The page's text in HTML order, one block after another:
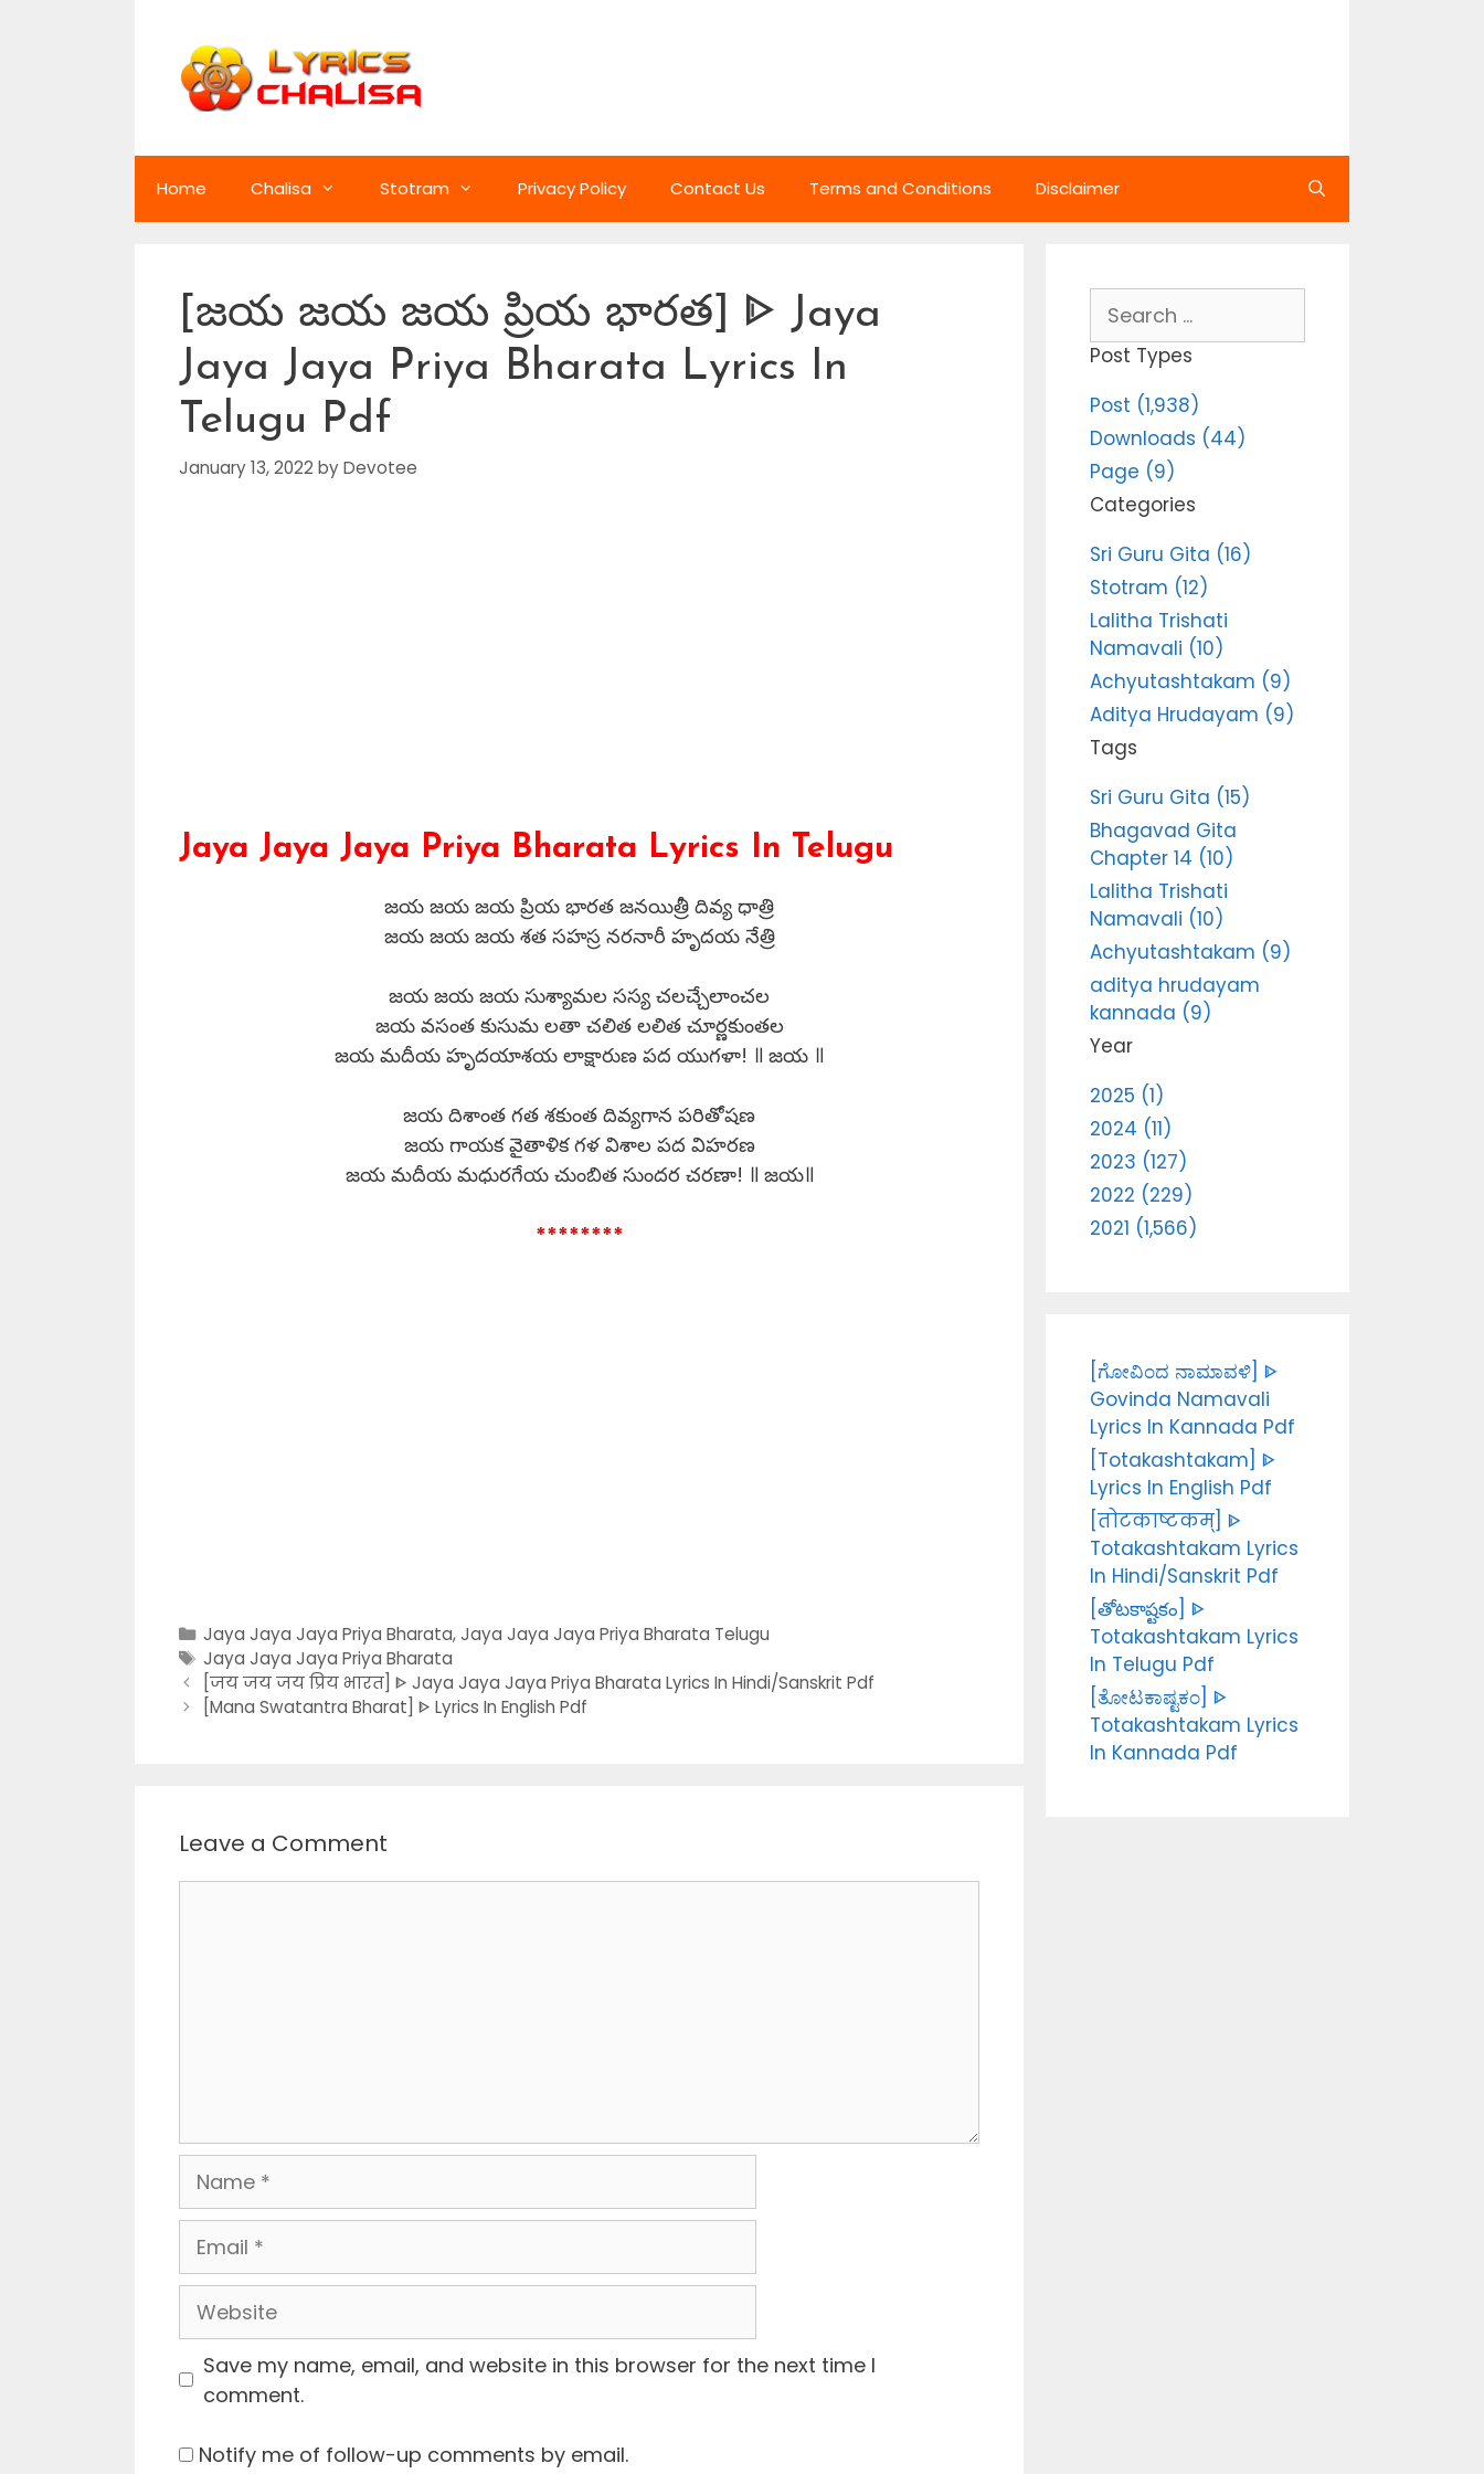
Home Chalisa Stotram Privacy Policy Contact Us Terms and Conditions Disclaimer
[జయ జయ జయ ప్రియ భారత] ᐈ Jaya
Jaya Jaya Priya Bharata Lyrics In
Telugu Pdf
January 13, 2022 byDevotee
Jaya Jaya Jaya Priya Bharata Lyrics In Telugu
జయ జయ జయ ప్రియ భారత జనయిత్రీ దివ్య ధాత్రి
జయ జయ జయ శత సహస్ర నరనారీ హృదయ నేత్రి
జయ జయ జయ సుశ్యామల సస్య చలచ్చేలాంచల
జయ వసంత కుసుమ లతా చలిత లలిత చూర్ణకుంతల
జయ మదీయ హృదయాశయ లాక్షారుణ పద యుగళా! ॥ జయ ॥
జయ దిశాంత గత శకుంత దివ్యగాన పరితోషణ
జయ గాయక వైతాళిక గళ విశాల పద విహరణ
జయ మదీయ మధురగేయ చుంబిత సుందర చరణా! ॥ జయ॥
********
Categories
Jaya Jaya Jaya Priya Bharata,Jaya Jaya Jaya Priya Bharata Telugu
Tags
Jaya Jaya Jaya Priya Bharata
[जय जय जय प्रिय भारत] ᐈ Jaya Jaya Jaya Priya Bharata Lyrics In Hindi/Sanskrit Pdf
[Mana Swatantra Bharat] ᐈ Lyrics In English Pdf
Leave a Comment
Name
Email
Website
Save my name, email, and website in this browser for the next time I
comment.
Notify me of follow-up comments by email.
for:
Post Types
Post (1,938)
Downloads (44)
Page (9)
Categories
Sri Guru Gita (16)
Stotram (12)
Lalitha Trishati
Namavali (10)
Achyutashtakam (9)
Aditya Hrudayam (9)
Tags
Sri Guru Gita (15)
Bhagavad Gita
Chapter 14 (10)
Lalitha Trishati
Namavali (10)
Achyutashtakam (9)
aditya hrudayam
kannada (9)
Year
2025 (1)
2024 (11)
2023 (127)
2022 (229)
2021 (1,566)
[ಗೋವಿಂದ ನಾಮಾವಳಿ] ᐈ
Govinda Namavali
Lyrics In Kannada Pdf
[Totakashtakam] ᐈ
Lyrics In English Pdf
[तोटकाष्टकम्] ᐈ
Totakashtakam Lyrics
In Hindi/Sanskrit Pdf
[తోటకాష్టకం] ᐈ
Totakashtakam Lyrics
In Telugu Pdf
[ತೋಟಕಾಷ್ಟಕಂ] ᐈ
Totakashtakam Lyrics
In Kannada Pdf